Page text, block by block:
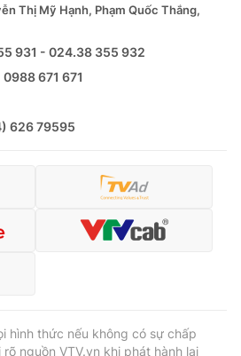
Thị Mỹ Hạnh, Phạm Quốc Thắng,
931 - 024.38 355 932
0988 671 671
626 79595
hình thức nếu không có sự chấp
nguồn VTV.vn khi phát hành lại